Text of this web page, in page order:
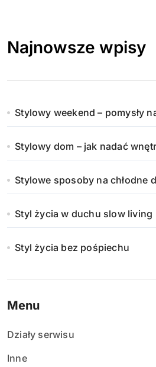
Najnowsze wpisy
Stylowy weekend – pomysły
Stylowy dom – jak nadać
Stylowe sposoby na chłodne
Styl życia w duchu slow living
Styl życia bez pośpiechu
Menu
Działy serwisu
Inne